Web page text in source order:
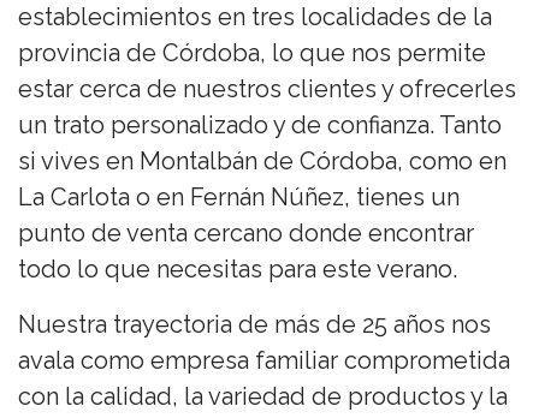
establecimientos en tres localidades de la
provincia de Córdoba, lo que nos permite
estar cerca de nuestros clientes y ofrecerles
un trato personalizado y de confianza. Tanto
si vives en Montalbán de Córdoba, como en
La Carlota o en Fernán Núñez, tienes un
punto de venta cercano donde encontrar
todo lo que necesitas para este verano.
Nuestra trayectoria de más de 25 años nos
avala como empresa familiar comprometida
con la calidad, la variedad de productos y la